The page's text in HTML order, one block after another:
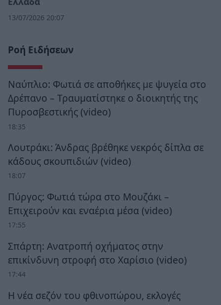
13/07/2026 20:07
Ροή Ειδήσεων
Ναύπλιο: Φωτιά σε αποθήκες με ψυγεία στο
Δρέπανο – Τραυματίστηκε ο διοικητής της
Πυροσβεστικής (video)
18:35
Λουτράκι: Άνδρας βρέθηκε νεκρός δίπλα σε
κάδους σκουπιδιών (video)
18:07
Πύργος: Φωτιά τώρα στο Μουζάκι –
Επιχειρούν και εναέρια μέσα (video)
17:55
Σπάρτη: Ανατροπή οχήματος στην
επικίνδυνη στροφή στο Χαρίσιο (video)
17:44
Η νέα σεζόν του φθινοπώρου, εκλογές